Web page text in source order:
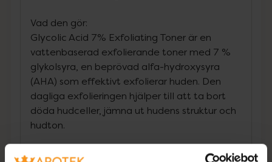
Vad den gör:
Glycolic Acid 7% Exfoliating Toner är en
vattenbaserad exfolierande toner med 7 %
glykolsyra, en beprövad alfa-hydroxysyra
(AHA) som effektivt exfolierar huden. Den
dagliga exfolieringen hjälper till att ta bort
döda hudceller, jämna ut hudens struktur och
hudton.
Niacinamide 10% + Zinc 1% är ett universellt